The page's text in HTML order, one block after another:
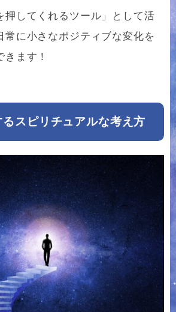
押してくれるツール」として活
常に小さなポジティブな変化を
ます！
スピリチュアルな考え方